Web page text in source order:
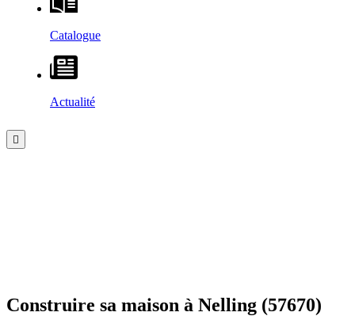
Catalogue
Actualité
Construire sa maison à Nelling (57670)